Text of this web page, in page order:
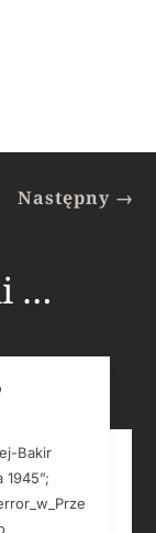
Następny →
…
Bakir